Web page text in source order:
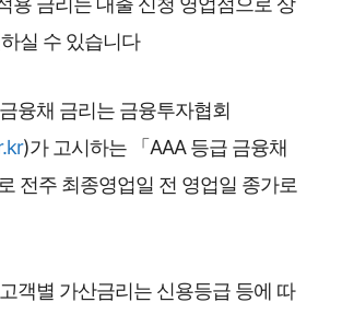
실 수 있습니다
융채 금리는 금융투자협회
)가 고시하는 「AAA 등급 금융채
전주 최종영업일 전 영업일 종가로
객별 가산금리는 신용등급 등에 따